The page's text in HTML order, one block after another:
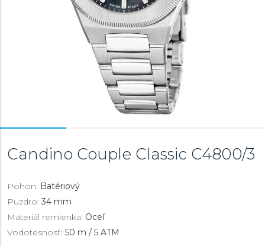
Candino Couple Classic C4800/3
Pohon: Batériový
Puzdro: 34 mm
Materiál remienka: Oceľ
Vodotesnosť: 50 m / 5 ATM